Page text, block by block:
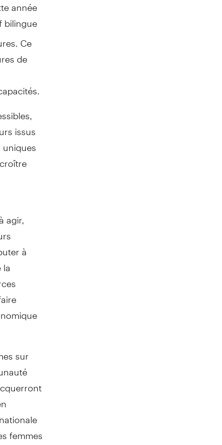
bilingue
Ce
de
issus
agir,
à
sur
femmes